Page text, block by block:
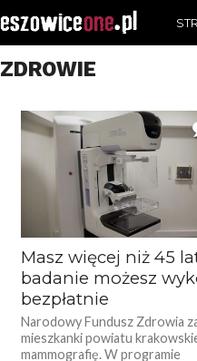
ZDROWIE
Masz więcej niż 45
badanie możesz
bezpłatnie
Narodowy Fundusz Zdrowia
mieszkanki powiatu
mammografię. W programie